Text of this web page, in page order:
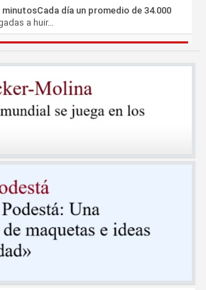
día un promedio de 34.000
a huir…